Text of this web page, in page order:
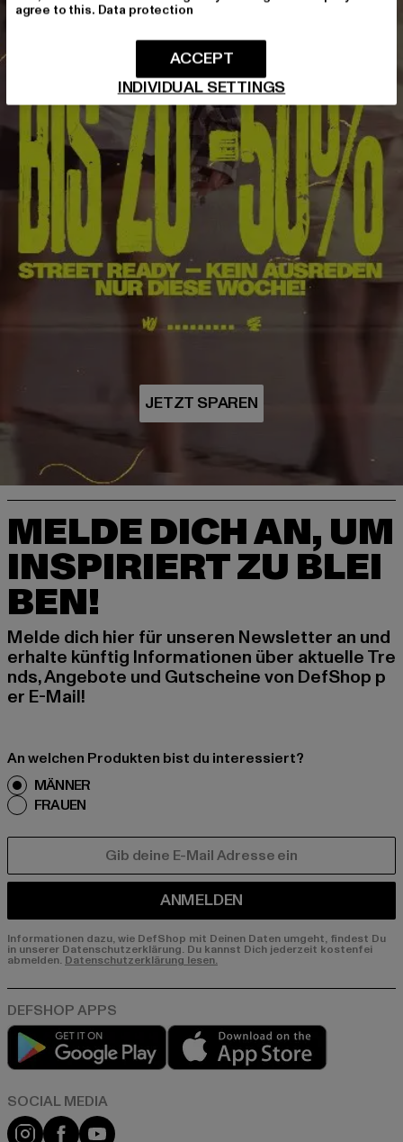
MELDE DICH AN, UM
INSPIRIERT ZU BLEI
BEN!
Melde dich hier für unseren Newsletter an und
erhalte künftig Informationen über aktuelle Tre
nds, Angebote und Gutscheine von DefShop p
er E-Mail!
An welchen Produkten bist du interessiert?
MÄNNER
FRAUEN
ANMELDEN
Informationen dazu, wie DefShop mit Deinen Daten umgeht, findest Du
in unserer Datenschutzerklärung. Du kannst Dich jederzeit kostenfei
abmelden. Datenschutzerklärung lesen.
Play market
Instagram
FacebookYouTube
agree to this. Data protection
INDIVIDUAL SETTINGS
ACCEPT